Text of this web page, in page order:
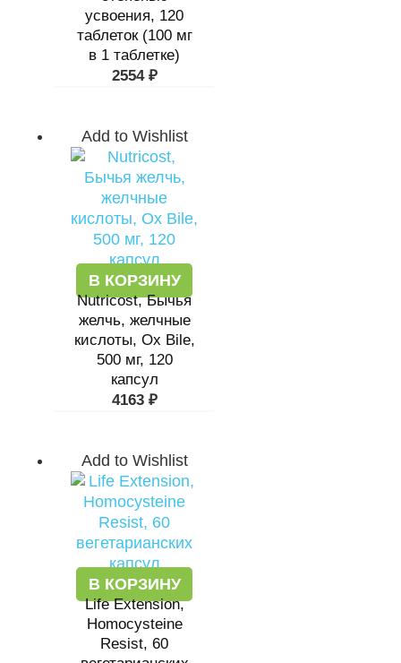
усвоения, 120
таблеток (100 мг
в 1 таблетке)
2554 ₽
Add to Wishlist
В КОРЗИНУ
Nutricost, Бычья
желчь, желчные
кислоты, Ox Bile,
500 мг, 120
капсул
4163 ₽
Add to Wishlist
В КОРЗИНУ
Life Extension,
Homocysteine
Resist, 60